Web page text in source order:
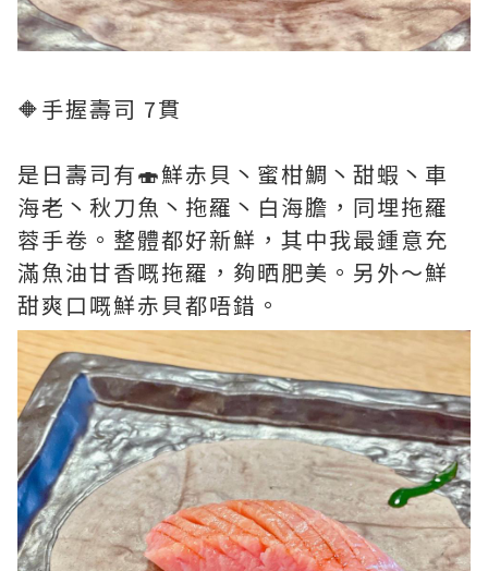
🔶手握壽司 7貫
是日壽司有🍣鮮赤貝丶蜜柑鯛丶甜蝦丶車
海老丶秋刀魚丶拖羅丶白海膽，同埋拖羅
蓉手卷。整體都好新鮮，其中我最鍾意充
滿魚油甘香嘅拖羅，夠晒肥美。另外～鮮
甜爽口嘅鮮赤貝都唔錯。